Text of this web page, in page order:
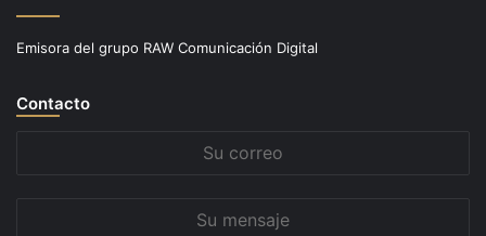
Emisora del grupo RAW Comunicación Digital
Contacto